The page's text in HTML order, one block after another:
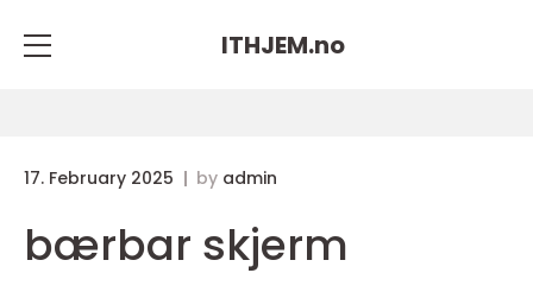
ITHJEM.no
17. February 2025 by admin
bærbar skjerm